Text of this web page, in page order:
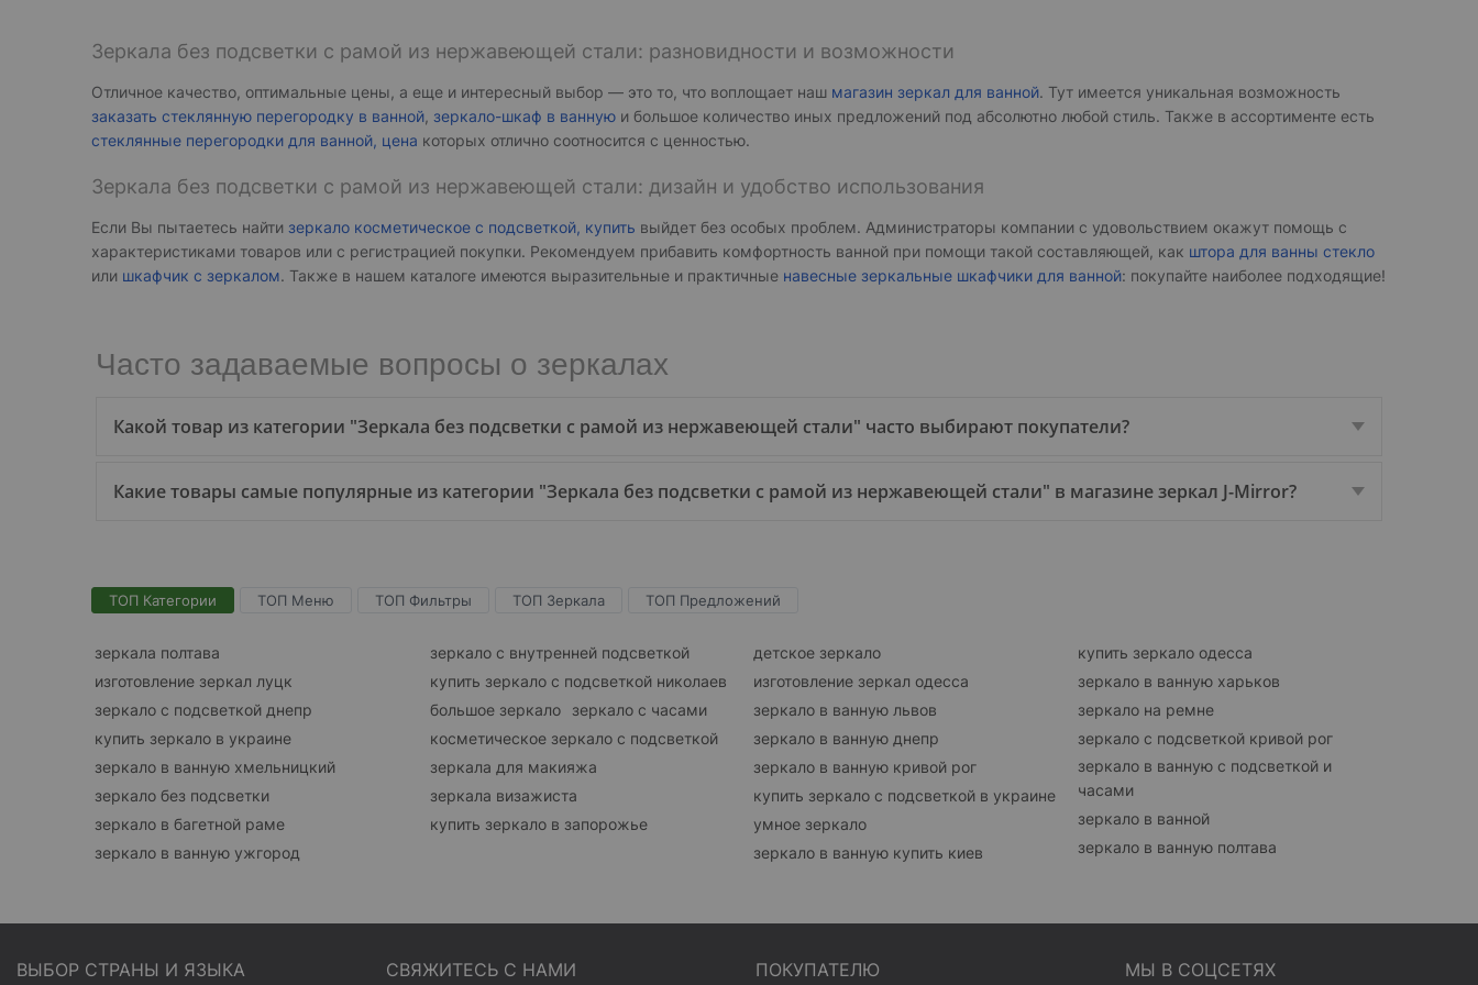
Зеркала без подсветки с рамой из нержавеющей стали: разновидности и возможности
Отличное качество, оптимальные цены, а еще и интересный выбор — это то, что воплощает наш магазин зеркал для ванной. Тут имеется уникальная возможность
заказать стеклянную перегородку в ванной, зеркало-шкаф в ванную и большое количество иных предложений под абсолютно любой стиль. Также в ассортименте есть
стеклянные перегородки для ванной, цена которых отлично соотносится с ценностью.
Зеркала без подсветки с рамой из нержавеющей стали: дизайн и удобство использования
Если Вы пытаетесь найти зеркало косметическое с подсветкой, купить выйдет без особых проблем. Администраторы компании с удовольствием окажут помощь с
характеристиками товаров или с регистрацией покупки. Рекомендуем прибавить комфортность ванной при помощи такой составляющей, как штора для ванны стекло
или шкафчик с зеркалом. Также в нашем каталоге имеются выразительные и практичные навесные зеркальные шкафчики для ванной: покупайте наиболее подходящие!
Часто задаваемые вопросы о зеркалах
Какой товар из категории "Зеркала без подсветки с рамой из нержавеющей стали" часто выбирают покупатели?
Какие товары самые популярные из категории "Зеркала без подсветки с рамой из нержавеющей стали" в магазине зеркал J-Mirror?
ТОП Категории ТОП Меню ТОП Фильтры ТОП Зеркала ТОП Предложений
зеркала полтава
изготовление зеркал луцк
зеркало с подсветкой днепр
купить зеркало в украине
зеркало в ванную хмельницкий
зеркало без подсветки
зеркало в багетной раме
зеркало в ванную ужгород
зеркало с внутренней подсветкой
купить зеркало с подсветкой николаев
большое зеркало
зеркало с часами
косметическое зеркало с подсветкой
зеркала для макияжа
зеркала визажиста
купить зеркало в запорожье
детское зеркало
изготовление зеркал одесса
зеркало в ванную львов
зеркало в ванную днепр
зеркало в ванную кривой рог
купить зеркало с подсветкой в украине
умное зеркало
зеркало в ванную купить киев
купить зеркало одесса
зеркало в ванную харьков
зеркало на ремне
зеркало с подсветкой кривой рог
зеркало в ванную с подсветкой и
часами
зеркало в ванной
зеркало в ванную полтава
ВЫБОР СТРАНЫ И ЯЗЫКА СВЯЖИТЕСЬ С НАМИ ПОКУПАТЕЛЮ МЫ В СОЦСЕТЯХ